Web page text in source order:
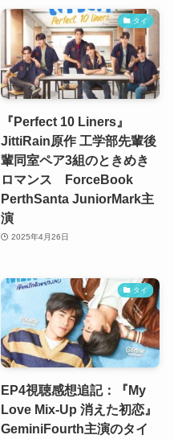
タイ
『Perfect 10 Liners』
JittiRain原作 工学部先輩後
輩同室ペア3組のときめき
ロマンス ForceBook
PerthSanta JuniorMark主
演
2025年4月26日
タイ
EP4視聴感想追記：『My
Love Mix-Up 消えた初恋』
GeminiFourth主演のタイ